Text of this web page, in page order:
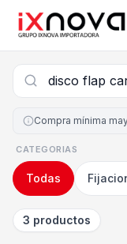
Compra mínima
CATEGORIAS
Todas
3 productos